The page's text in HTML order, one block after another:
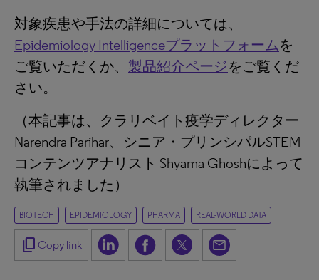
対象疾患や手法の詳細については、
Epidemiology Intelligenceプラットフォームを
ご覧いただくか、 製品紹介ページをご覧くだ
さい。
（本記事は、クラリベイト疫学ディレクター
Narendra Parihar、シニア・プリンシパルSTEM
コンテンツアナリスト Shyama Ghoshによって
執筆されました）
BIOTECH EPIDEMIOLOGY PHARMA REAL-WORLD DATA
content_copy Copy link